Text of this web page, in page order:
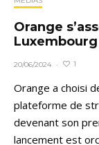
Orange
Luxembourg
20/06/2024 · 1
Orange a choisi
plateforme de
devenant son
lancement est